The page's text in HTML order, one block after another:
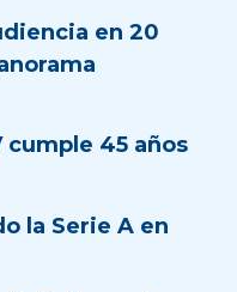
en 20
cumple 45 años
la Serie A en